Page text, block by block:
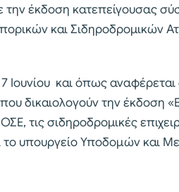
την έκδοση κατεπείγουσας
και Σιδηροδρομικών
και όπως αναφέρεται
δικαιολογούν την έκδοση
τις σιδηροδρομικές
το υπουργείο Υποδομών και